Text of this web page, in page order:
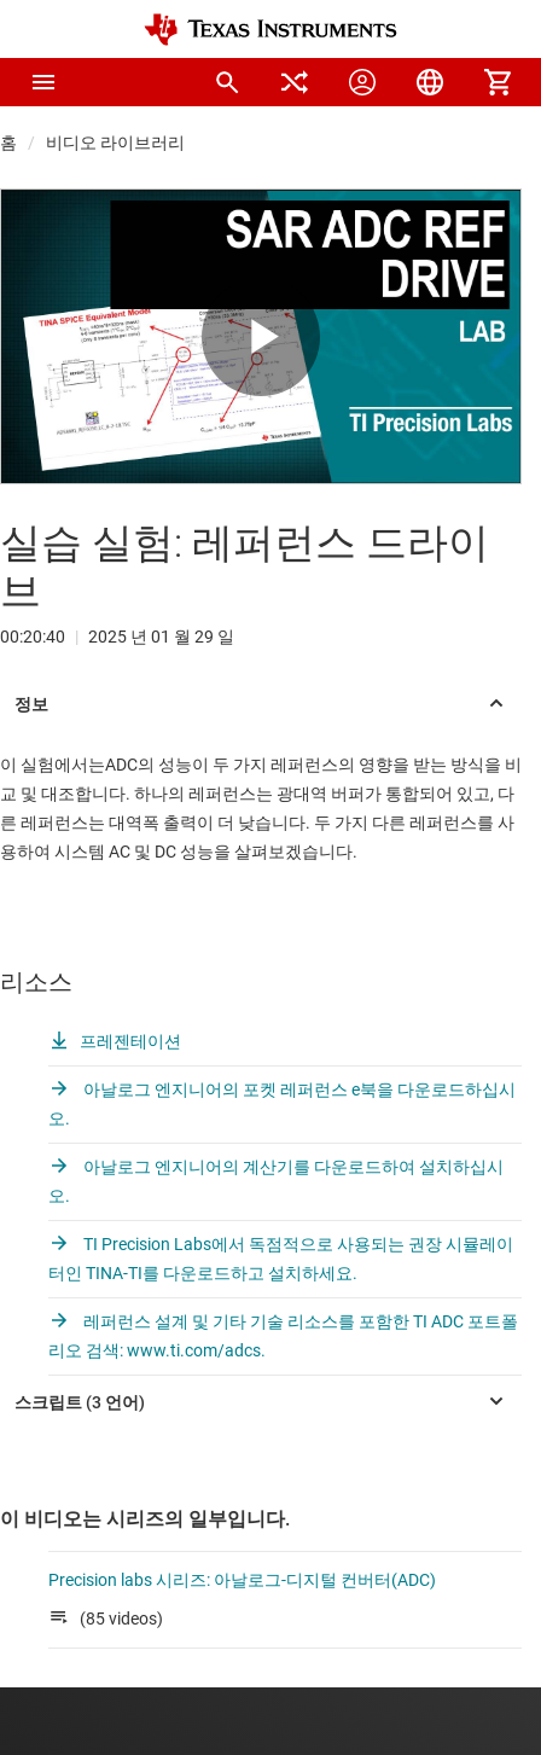
홈 비디오 라이브러리
Play
Video
실습 실험: 레퍼런스 드라이
브
00:20:40 | 2025 년 01 월 29 일
이 실험에서는ADC의 성능이 두 가지 레퍼런스의 영향을 받는 방식을 비
교 및 대조합니다. 하나의 레퍼런스는 광대역 버퍼가 통합되어 있고, 다
른 레퍼런스는 대역폭 출력이 더 낮습니다. 두 가지 다른 레퍼런스를 사
용하여 시스템 AC 및 DC 성능을 살펴보겠습니다.
리소스
프레젠테이션
아날로그 엔지니어의 포켓 레퍼런스 e북을 다운로드하십시
오.
아날로그 엔지니어의 계산기를 다운로드하여 설치하십시
오.
TI Precision Labs에서 독점적으로 사용되는 권장 시뮬레이
터인 TINA-TI를 다운로드하고 설치하세요.
레퍼런스 설계 및 기타 기술 리소스를 포함한 TI ADC 포트폴
리오 검색: www.ti.com/adcs.
이 비디오는 시리즈의 일부입니다.
Precision labs 시리즈: 아날로그-디지털 컨버터(ADC)
(85 videos)